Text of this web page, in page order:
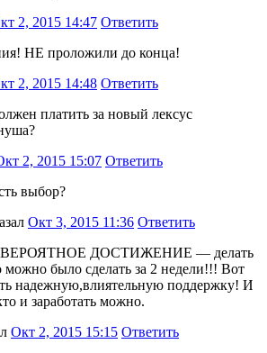
2, 2015 14:47 Ответить
НЕ проложили до конца!
2, 2015 14:48 Ответить
платить за новый лексус
2, 2015 15:07 Ответить
выбор?
Окт 3, 2015 11:36 Ответить
ДОСТИЖЕНИЕ — делать
можно было сделать за 2 недели!!! Вот
надежную,влиятельную поддержку! И
и заработать можно.
Окт 2, 2015 15:15 Ответить